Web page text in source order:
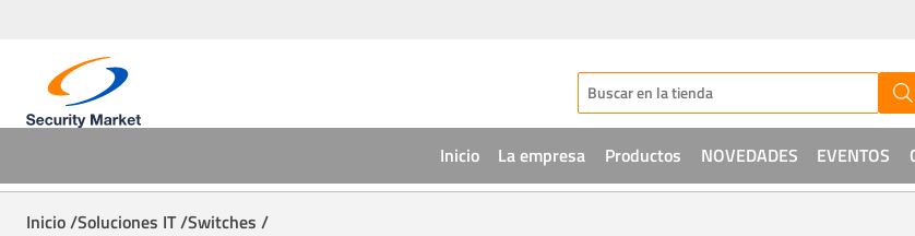
Inicio La empresa Productos NOVEDADES EVENTOS
Inicio /Soluciones IT /Switches /